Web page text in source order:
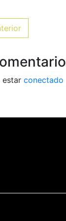
estar conectado